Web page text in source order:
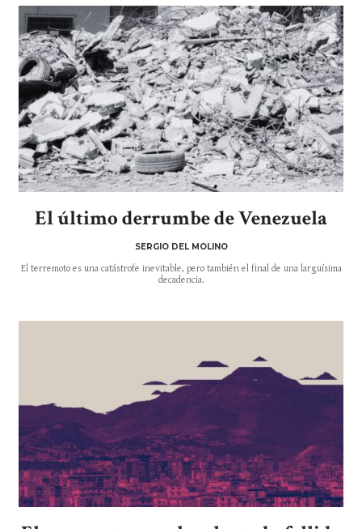
El último derrumbe de Venezuela
SERGIO DEL MOLINO
El terremoto es una catástrofe inevitable, pero también el final de una larguísima
decadencia.